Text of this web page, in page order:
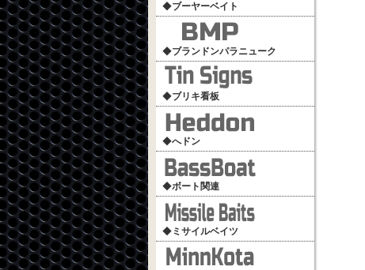
◆ブーヤーベイト
◆ブランドンパラニューク
◆ブリキ看板
◆へドン
◆ボート関連
◆ ミサイルベイツ